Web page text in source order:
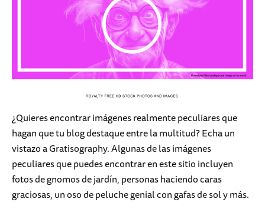
¿Quieres encontrar imágenes realmente peculiares que
hagan que tu blog destaque entre la multitud? Echa un
vistazo a Gratisography. Algunas de las imágenes
peculiares que puedes encontrar en este sitio incluyen
fotos de gnomos de jardín, personas haciendo caras
graciosas, un oso de peluche genial con gafas de sol y más.